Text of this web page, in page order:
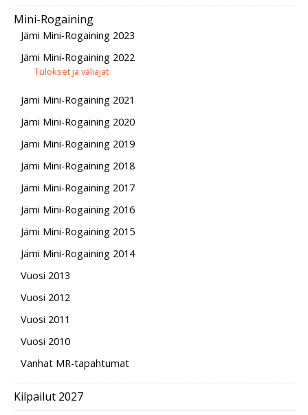
Mini-Rogaining
Jämi Mini-Rogaining 2023
Jämi Mini-Rogaining 2022
Tulokset ja väliajat
Jämi Mini-Rogaining 2021
Jämi Mini-Rogaining 2020
Jämi Mini-Rogaining 2019
Jämi Mini-Rogaining 2018
Jämi Mini-Rogaining 2017
Jämi Mini-Rogaining 2016
Jämi Mini-Rogaining 2015
Jämi Mini-Rogaining 2014
Vuosi 2013
Vuosi 2012
Vuosi 2011
Vuosi 2010
Vanhat MR-tapahtumat
Kilpailut 2027